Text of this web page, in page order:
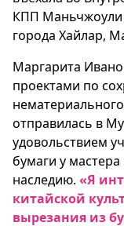
КПП Маньчжоули
города Хайлар,
Маргарита
проектами по
отправилась в
удовольствием
бумаги у
наследию. «Я
китайской
вырезания из